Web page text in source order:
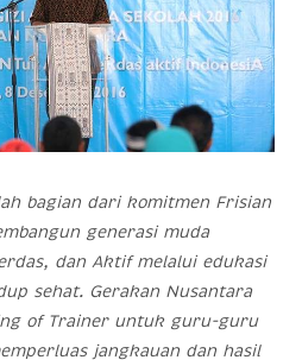
bagian dari komitmen Frisian
generasi muda
dan Aktif melalui edukasi
sehat. Gerakan Nusantara
of Trainer untuk guru-guru
jangkauan dan hasil